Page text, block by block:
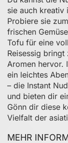
sie auch kreativ
Probiere sie
frischen
Tofu für eine
Reisessig
Aromen hervor.
ein leichtes
– die Instant
und bieten dir
Gönn dir diese
Vielfalt der
MEHR